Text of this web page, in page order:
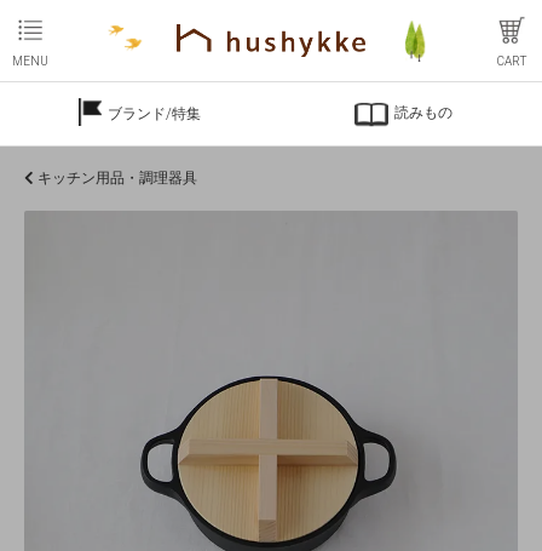
MENU CART
ブランド/特集 読みもの
キッチン用品・調理器具